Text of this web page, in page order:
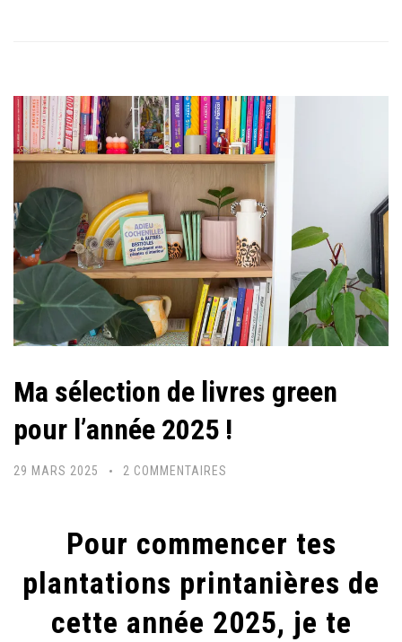
Ma sélection de livres green
pour l’année 2025 !
29 MARS 2025 2 COMMENTAIRES
DE
GREEN
POUR
Pour commencer tes
plantations printanières de
cette année 2025, je te